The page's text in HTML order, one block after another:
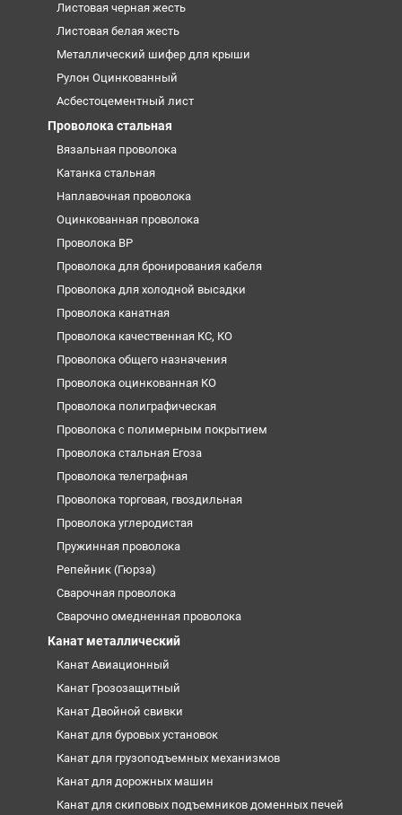
Листовая черная жесть
Листовая белая жесть
Металлический шифер для крыши
Рулон Оцинкованный
Асбестоцементный лист
Проволока стальная
Вязальная проволока
Катанка стальная
Наплавочная проволока
Оцинкованная проволока
Проволока ВР
Проволока для бронирования кабеля
Проволока для холодной высадки
Проволока канатная
Проволока качественная КС, КО
Проволока общего назначения
Проволока оцинкованная КО
Проволока полиграфическая
Проволока с полимерным покрытием
Проволока стальная Егоза
Проволока телеграфная
Проволока торговая, гвоздильная
Проволока углеродистая
Пружинная проволока
Репейник (Гюрза)
Сварочная проволока
Сварочно омедненная проволока
Канат металлический
Канат Авиационный
Канат Грозозащитный
Канат Двойной свивки
Канат для буровых установок
Канат для грузоподъемных механизмов
Канат для дорожных машин
Канат для скиповых подъемников доменных печей